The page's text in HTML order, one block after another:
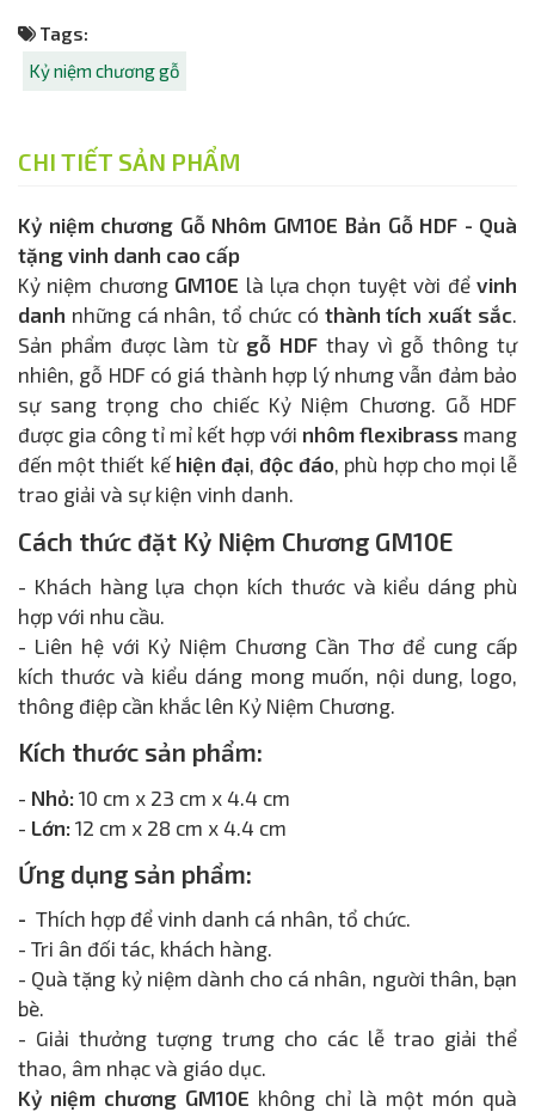
Tags:
Kỷ niệm chương gỗ
CHI TIẾT SẢN PHẨM
Kỷ niệm chương Gỗ Nhôm GM10E Bản Gỗ HDF - Quà
tặng vinh danh cao cấp
Kỷ niệm chương GM10E là lựa chọn tuyệt vời đểvinh
danh những cá nhân, tổ chức có thành tích xuất sắc.
Sản phẩm được làm từ gỗ HDFthay vì gỗ thông tự
nhiên, gỗ HDF có giá thành hợp lý nhưng vẫn đảm bảo
sự sang trọng cho chiếc Kỷ Niệm Chương. Gỗ HDF
được gia công tỉ mỉ kết hợp với nhôm flexibrass mang
đến một thiết kế hiện đại,độc đáo, phù hợp cho mọi lễ
trao giải và sự kiện vinh danh.
Cách thức đặt Kỷ Niệm Chương GM10E
- Khách hàng lựa chọn kích thước và kiểu dáng phù
hợp với nhu cầu.
- Liên hệ với Kỷ Niệm Chương Cần Thơ để cung cấp
kích thước và kiểu dáng mong muốn, nội dung, logo,
thông điệp cần khắc lên Kỷ Niệm Chương.
Kích thước sản phẩm:
- Nhỏ: 10 cm x 23 cm x 4.4 cm
- Lớn: 12 cm x 28 cm x 4.4 cm
Ứng dụng sản phẩm:
- Thích hợp để vinh danh cá nhân, tổ chức.
- Tri ân đối tác, khách hàng.
- Quà tặng kỷ niệm dành cho cá nhân, người thân, bạn
bè.
- Giải thưởng tượng trưng cho các lễ trao giải thể
thao, âm nhạc và giáo dục.
Kỷ niệm chương GM10E không chỉ là một món quà